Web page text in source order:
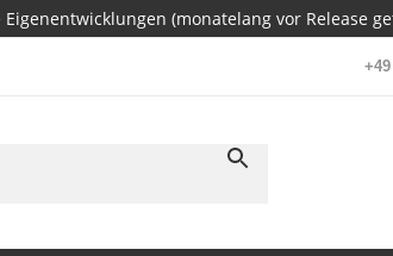
Eigenentwicklungen (monatelang vor Release